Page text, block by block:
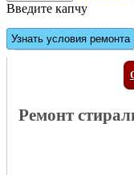
Введите капчу
Ремонт